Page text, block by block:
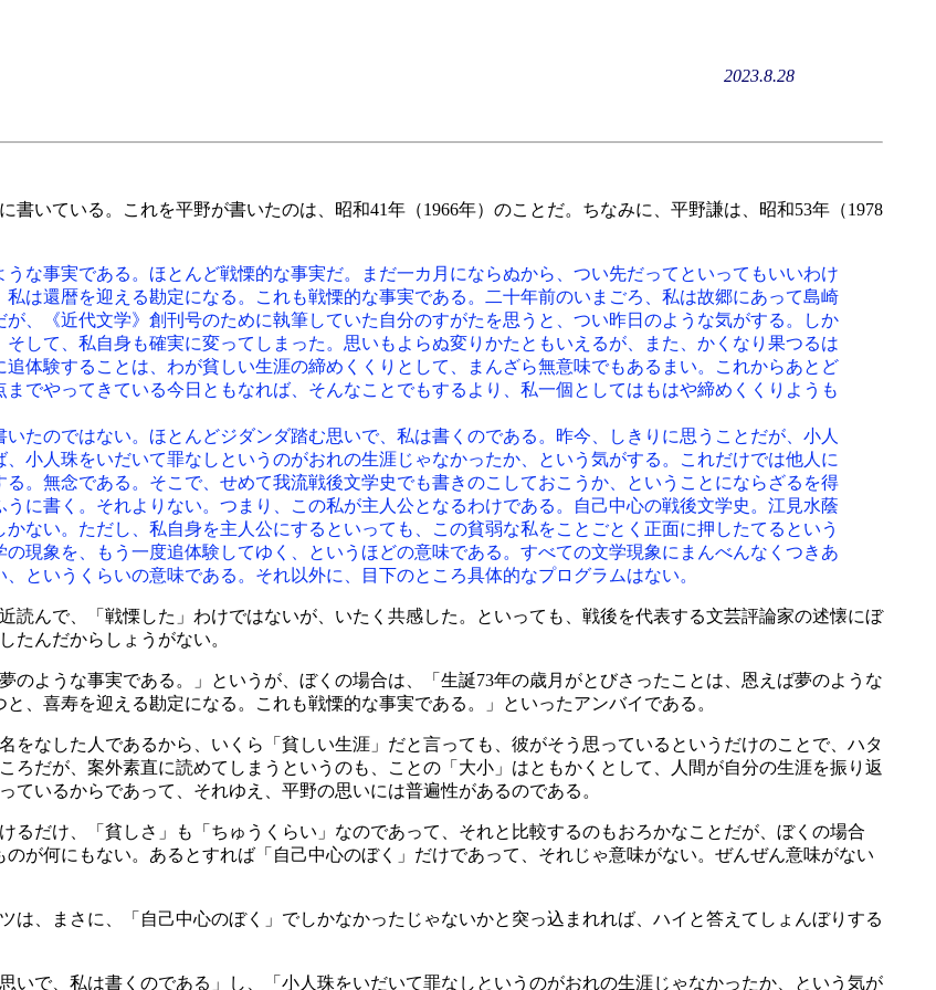
2023.8.28
ている。これを平野が書いたのは、昭和41年（1966年）のことだ。ちなみに、平野謙は、昭和53年（1978
な事実である。ほとんど戦慄的な事実だ。まだ一カ月にならぬから、つい先だってといってもいいわけ
は還暦を迎える勘定になる。これも戦慄的な事実である。二十年前のいまごろ、私は故郷にあって島崎
、《近代文学》創刊号のために執筆していた自分のすがたを思うと、つい昨日のような気がする。しか
して、私自身も確実に変ってしまった。思いもよらぬ変りかたともいえるが、また、かくなり果つるは
体験することは、わが貧しい生涯の締めくくりとして、まんざら無意味でもあるまい。これからあとど
でやってきている今日ともなれば、そんなことでもするより、私一個としてはもはや締めくくりようも
たのではない。ほとんどジダンダ踏む思いで、私は書くのである。昨今、しきりに思うことだが、小人
小人珠をいだいて罪なしというのがおれの生涯じゃなかったか、という気がする。これだけでは他人に
。無念である。そこで、せめて我流戦後文学史でも書きのこしておこうか、ということにならざるを得
に書く。それよりない。つまり、この私が主人公となるわけである。自己中心の戦後文学史。江見水蔭
ない。ただし、私自身を主人公にするといっても、この貧弱な私をことごとく正面に押したてるという
現象を、もう一度追体験してゆく、というほどの意味である。すべての文学現象にまんべんなくつきあ
というくらいの意味である。それ以外に、目下のところ具体的なプログラムはない。
んで、「戦慄した」わけではないが、いたく共感した。といっても、戦後を代表する文芸評論家の述懐にぼ
たんだからしょうがない。
ような事実である。」というが、ぼくの場合は、「生誕73年の歳月がとびさったことは、恩えば夢のような
、喜寿を迎える勘定になる。これも戦慄的な事実である。」といったアンバイである。
なした人であるから、いくら「貧しい生涯」だと言っても、彼がそう思っているというだけのことで、ハタ
ろだが、案外素直に読めてしまうというのも、ことの「大小」はともかくとして、人間が自分の生涯を振り返
いるからであって、それゆえ、平野の思いには普遍性があるのである。
だけ、「貧しさ」も「ちゅうくらい」なのであって、それと比較するのもおろかなことだが、ぼくの場合
が何にもない。あるとすれば「自己中心のぼく」だけであって、それじゃ意味がない。ぜんぜん意味がない
、まさに、「自己中心のぼく」でしかなかったじゃないかと突っ込まれれば、ハイと答えてしょんぼりする
で、私は書くのである」し、「小人珠をいだいて罪なしというのがおれの生涯じゃなかったか、という気が